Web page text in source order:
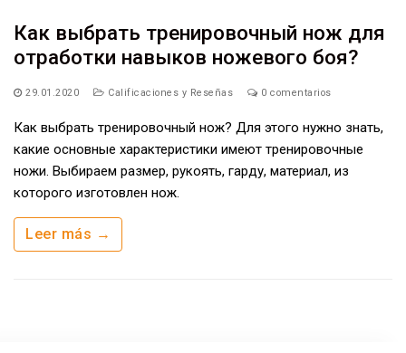
Как выбрать тренировочный нож для
отработки навыков ножевого боя?
29.01.2020 Calificaciones y Reseñas 0 comentarios
Как выбрать тренировочный нож? Для этого нужно знать,
какие основные характеристики имеют тренировочные
ножи. Выбираем размер, рукоять, гарду, материал, из
которого изготовлен нож.
Leer más →